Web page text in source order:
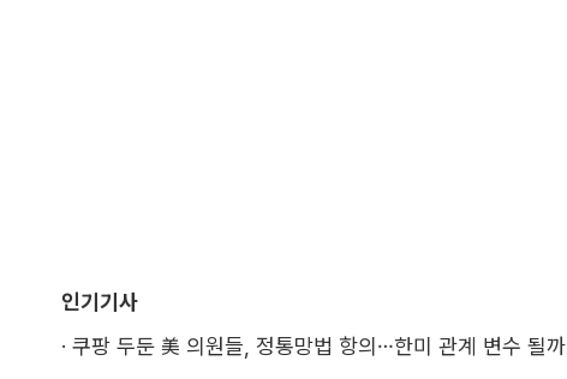
인기기사
· 쿠팡 두둔 美 의원들, 정통망법 항의…한미 관계 변수 될까